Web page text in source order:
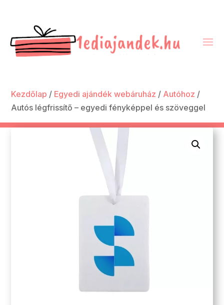
Kezdőlap / Egyedi ajándék webáruház / Autóhoz /
Autós légfrissítő – egyedi fényképpel és szöveggel